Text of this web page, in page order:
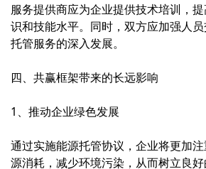
服务提供商应为企业提供技术培训，
识和技能水平。同时，双方应加强人
托管服务的深入发展。
四、共赢框架带来的长远影响
1、推动企业绿色发展
通过实施能源托管协议，企业将更加
源消耗，减少环境污染，从而树立良